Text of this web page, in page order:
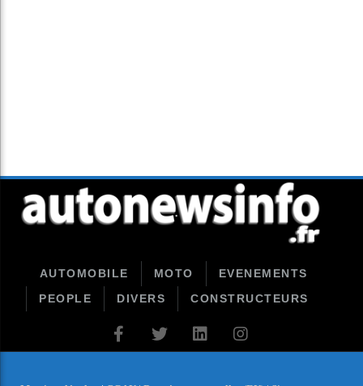
AUTOMOBILE MOTO
EVENEMENTS
PEOPLE
DIVERS CONSTRUCTEURS